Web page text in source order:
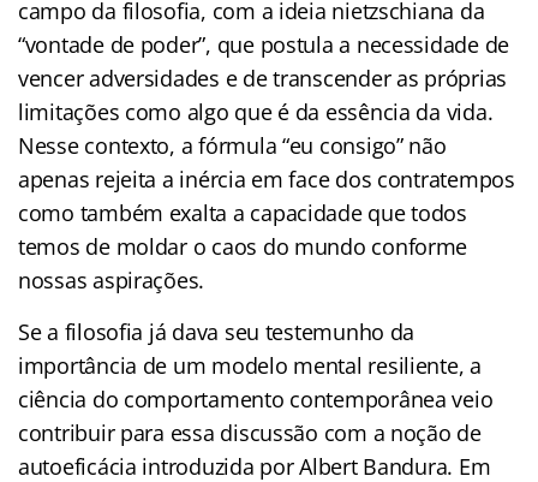
campo da filosofia, com a ideia nietzschiana da
“vontade de poder”, que postula a necessidade de
vencer adversidades e de transcender as próprias
limitações como algo que é da essência da vida.
Nesse contexto, a fórmula “eu consigo” não
apenas rejeita a inércia em face dos contratempos
como também exalta a capacidade que todos
temos de moldar o caos do mundo conforme
nossas aspirações.
Se a filosofia já dava seu testemunho da
importância de um modelo mental resiliente, a
ciência do comportamento contemporânea veio
contribuir para essa discussão com a noção de
autoeficácia introduzida por Albert Bandura. Em